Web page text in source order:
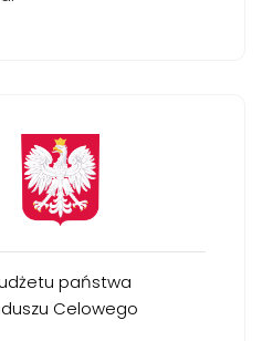
państwa
Celowego